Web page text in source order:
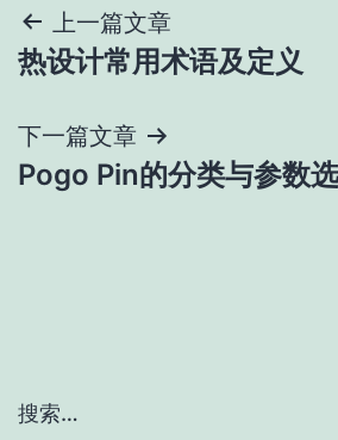
文
章
导
航
上一篇文章
热设计常用术语及定义
下一篇文章
Pogo Pin的分类与参数
搜索…